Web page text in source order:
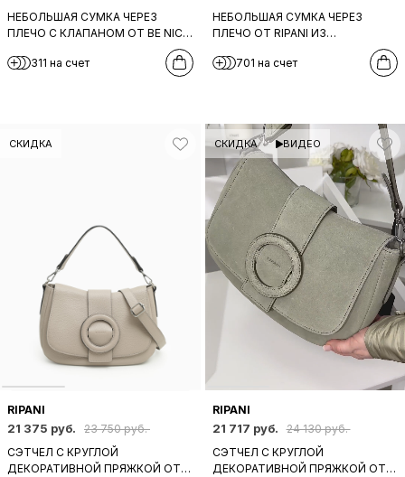
НЕБОЛЬШАЯ СУМКА ЧЕРЕЗ
ПЛЕЧО С КЛАПАНОМ ОТ BE NICE
311 на счет
НЕБОЛЬШАЯ СУМКА ЧЕРЕЗ
ПЛЕЧО ОТ RIPANI ИЗ
КРУПНОЗЕРНИСТОЙ ЧЕРНОЙ
701 на счет
СКИДКА
RIPANI
21 375 руб.
23 750 руб.
СЭТЧЕЛ С КРУГЛОЙ
ДЕКОРАТИВНОЙ ПРЯЖКОЙ ОТ
СКИДКА ВИДЕО
RIPANI
21 717 руб.
24 130 руб.
СЭТЧЕЛ С КРУГЛОЙ
ДЕКОРАТИВНОЙ ПРЯЖКОЙ ОТ